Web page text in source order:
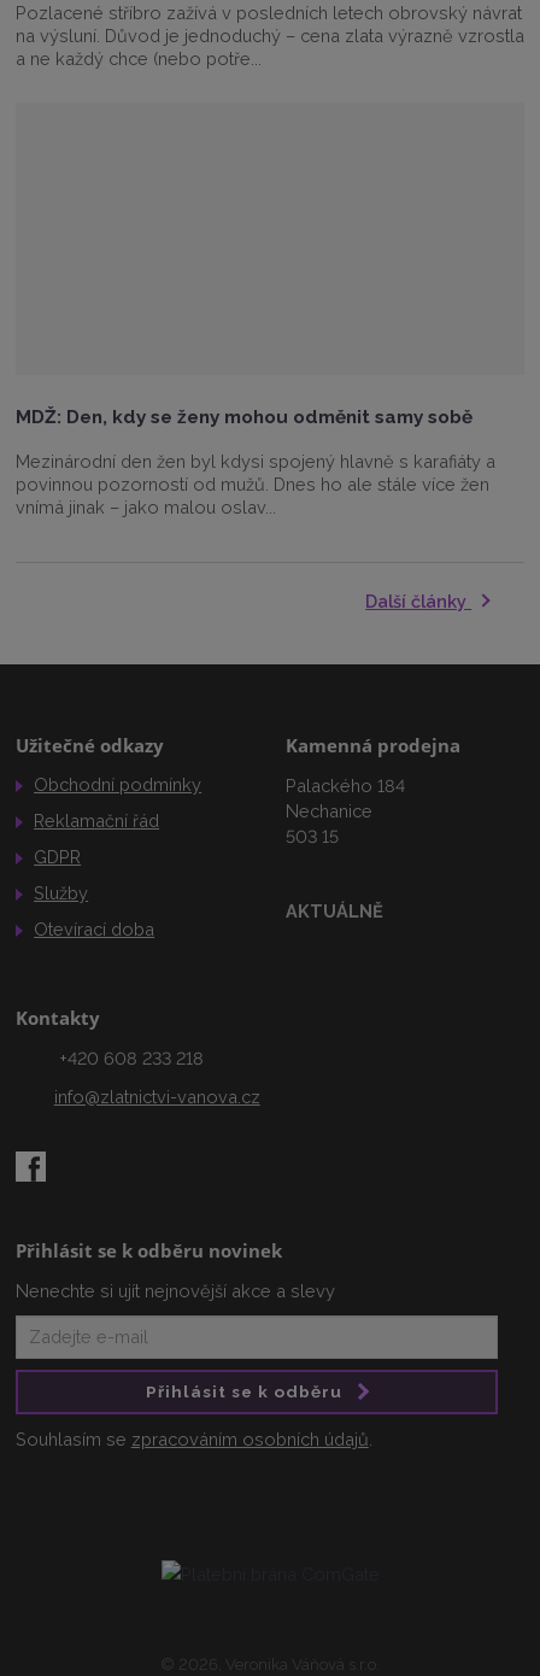
Pozlacené stříbro zažívá v posledních letech obrovský návrat
na výsluní. Důvod je jednoduchý – cena zlata výrazně vzrostla
a ne každý chce (nebo potře...
MDŽ: Den, kdy se ženy mohou odměnit samy sobě
Mezinárodní den žen byl kdysi spojený hlavně s karafiáty a
povinnou pozorností od mužů. Dnes ho ale stále více žen
vnímá jinak – jako malou oslav...
Další články
Užitečné odkazy
Obchodní podmínky
Reklamační řád
GDPR
Služby
Otevírací doba
Kamenná prodejna
Palackého 184
Nechanice
503 15
AKTUÁLNĚ
Kontakty
+420 608 233 218
info@zlatnictvi-vanova.cz
Přihlásit se k odběru novinek
Nenechte si ujít nejnovější akce a slevy
Přihlásit se k odběru
Souhlasím se zpracováním osobních údajů
© 2026, Veronika Váňová s.r.o.